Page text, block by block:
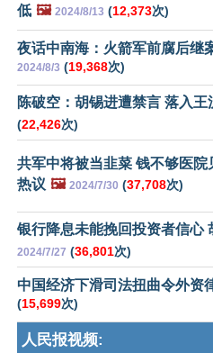
低 🖼️ 2024/8/13 (12,373次)
夜话中南海：火箭军前腐后继
2024/8/3 (19,368次)
陈破空：胡锡进遭禁言 落入
(22,426次)
共军中将被当韭菜 钱不够医院
热议 🖼️ 2024/7/30 (37,708次)
银行降息未能挽回投资者信心
2024/7/27 (36,801次)
中国经济下滑司法扭曲令外资
(15,699次)
人民报视频: